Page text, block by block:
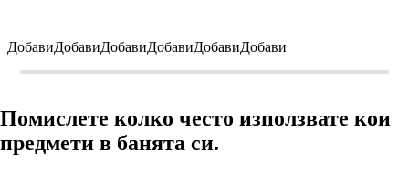
ДобавиДобавиДобавиДобавиДобавиДобави
Помислете колко често използвате кои
предмети в банята си.